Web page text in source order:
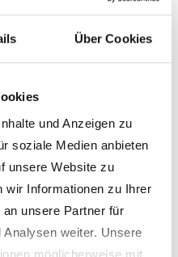
Über Cookies
und Anzeigen zu
soziale Medien anbieten
unsere Website zu
wir Informationen zu Ihrer
unsere Partner für
weiter. Unsere